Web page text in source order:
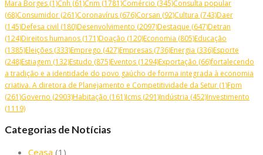
Mara Borges (1)Cnh (61)Cnm (1781)Comércio (345)Consulta popular
(68)Consumidor (261)Coronavírus (676)Corsan (92)Cultura (743)Daer
(145)Defesa civil (180)Desenvolvimento (2097)Destaque (647)Detran
(124)Direitos humanos (171)Doação (120)Economia (805)Educação
(1385)Eleições (333)Emprego (427)Empresas (736)Energia (336)Esporte
(248)Estiagem (132)Estudo (875)Eventos (1294)Exportação (66)fortalecendo
a tradição e a identidade do povo gaúcho de forma integrada à economia
criativa. A diretora de Planejamento e Competitividade da Setur (1)Fpm
(261)Governo (2903)Habitação (161)Icms (291)Indústria (452)Investimento
(1119)
Categorias de Notícias
Ceasa (1)